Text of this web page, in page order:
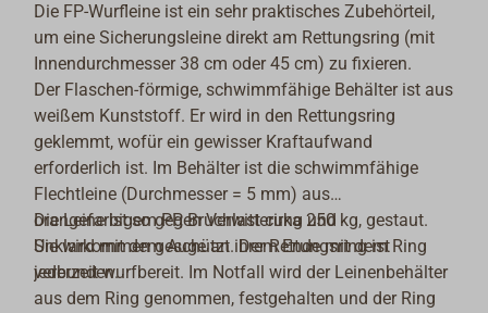
Die FP-Wurfleine ist ein sehr praktisches Zubehörteil,
um eine Sicherungsleine direkt am Rettungsring (mit
Innendurchmesser 38 cm oder 45 cm) zu fixieren.
Der Flaschen-förmige, schwimmfähige Behälter ist aus
weißem Kunststoff. Er wird in den Rettungsring
geklemmt, wofür ein gewisser Kraftaufwand
erforderlich ist. Im Behälter ist die schwimmfähige
Flechtleine (Durchmesser = 5 mm) aus
orangefarbigem PP, Bruchlast cirka 250 kg, gestaut.
Sie wird mit dem Auge an ihrem Ende mit dem Ring
verbunden.
Die Leine ist so gegen Verwitterung und
Unklarkommen geschützt. Der Rettungsring ist
jederzeit wurfbereit. Im Notfall wird der Leinenbehälter
aus dem Ring genommen, festgehalten und der Ring